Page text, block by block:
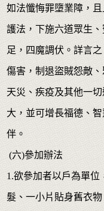
如法懺悔罪墮業障，
護法，下施六道眾生
足，四魔調伏。詳言
傷害，制退盜賊怨敵
天災、疾疫及其他一
大，並可增長福德、
伴。
(六)參加辦法
1.欲參加者以戶為單
髮、一小片貼身舊衣